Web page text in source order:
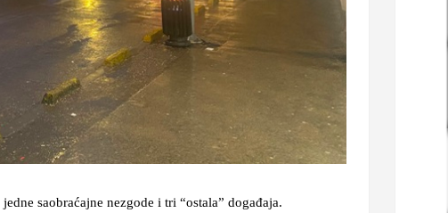
saobraćajne nezgode i tri “ostala” događaja.